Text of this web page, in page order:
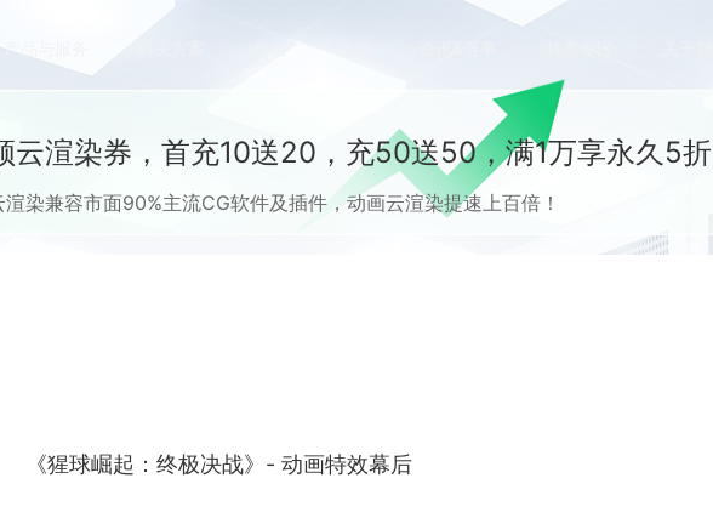
产品与服务
云渲染券，首充10送20，充50送50，满1万享永久5折
染兼容市面90%主流CG软件及插件，动画云渲染提速上百倍！
《猩球崛起：终极决战》- 动画特效幕后